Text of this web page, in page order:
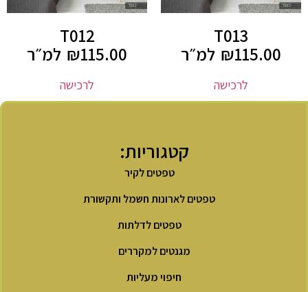
T013
₪115.00 למ״ר
לרכישה
T012
₪115.00 למ״ר
לרכישה
קטגוריות:
טפטים לקיר
טפטים לארונות חשמל ותקשורת
טפטים לדלתות
מגנטים למקררים
חיפוי מעליות